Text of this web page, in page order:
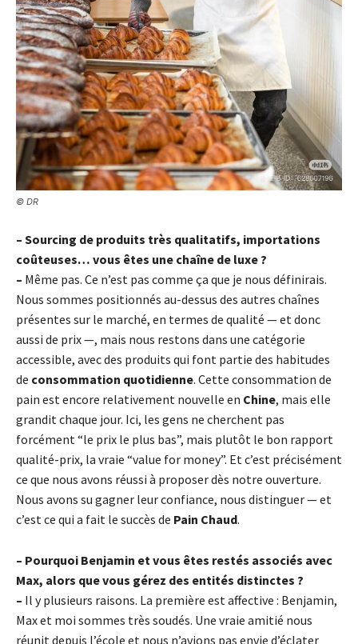
© DR
– Sourcing de produits très qualitatifs, importations
coûteuses… vous êtes une chaîne de luxe ?
– Même pas. Ce n’est pas comme ça que je nous définirais.
Nous sommes positionnés au-dessus des autres chaînes
présentes sur le marché, en termes de qualité — et donc
aussi de prix —, mais nous restons dans une catégorie
accessible, avec des produits qui font partie des habitudes
de consommation quotidienne. Cette consommation de
pain est encore relativement nouvelle en Chine, mais elle
grandit chaque jour. Ici, les gens ne cherchent pas
forcément “le prix le plus bas”, mais plutôt le bon rapport
qualité-prix, la vraie “value for money”. Et c’est précisément
ce que nous avons réussi à proposer dès notre ouverture.
Nous avons su gagner leur confiance, nous distinguer — et
c’est ce qui a fait le succès de Pain Chaud.
– Pourquoi Benjamin et vous êtes restés associés avec
Max, alors que vous gérez des entités distinctes ?
– Il y plusieurs raisons. La première est affective : Benjamin,
Max et moi sommes très soudés. Une vraie amitié nous
réunit depuis l’école et nous n’avions pas envie d’éclater